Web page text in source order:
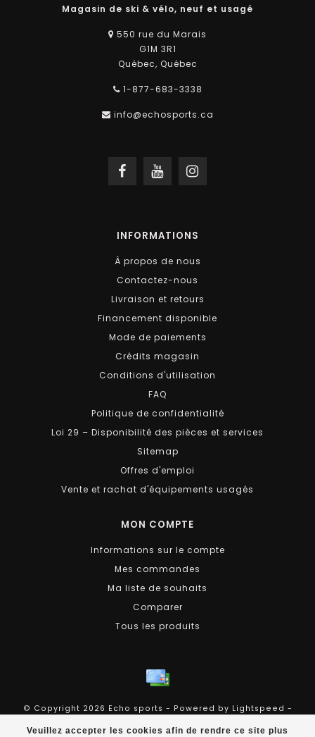
Veuillez accepter les cookies afin de rendre ce site plus
Magasin de ski & vélo, neuf et usagé
550 rue du Marais
G1M 3R1
Québec, Québec
1-877-683-3338
info@echosports.ca
INFORMATIONS
À propos de nous
Contactez-nous
Livraison et retours
Financement disponible
Mode de paiements
Crédits magasin
Conditions d'utilisation
FAQ
Politique de confidentialité
Loi 29 – Disponibilité des pièces et services
Sitemap
Offres d'emploi
Vente et rachat d'équipements usagés
MON COMPTE
Informations sur le compte
Mes commandes
Ma liste de souhaits
Comparer
Tous les produits
© Copyright 2026 Echo sports - Powered by Lightspeed -